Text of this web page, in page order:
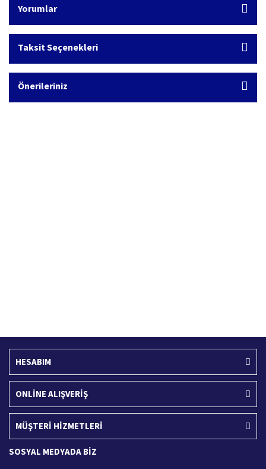
Yorumlar
Taksit Seçenekleri
Önerileriniz
HESABIM
ONLİNE ALIŞVERİŞ
MÜŞTERİ HİZMETLERİ
SOSYAL MEDYADA BİZ